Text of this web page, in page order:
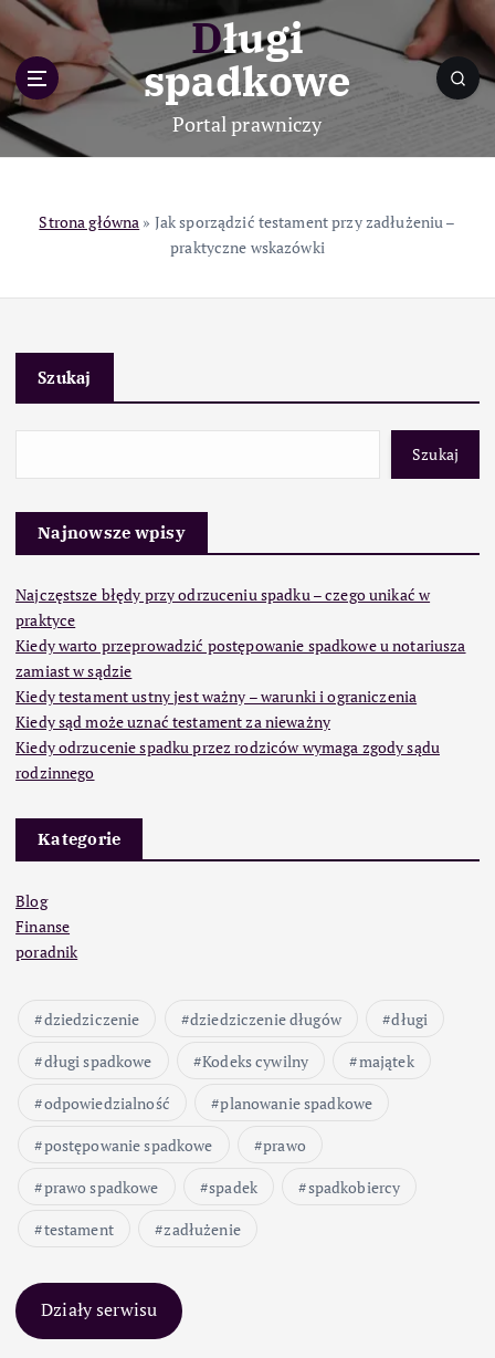
p
o
c
Długi
spadkowe
Portal prawniczy
Strona główna » Jak sporządzić testament przy zadłużeniu –
praktyczne wskazówki
Szukaj
Szukaj
Najnowsze wpisy
Najczęstsze błędy przy odrzuceniu spadku – czego unikać w
praktyce
Kiedy warto przeprowadzić postępowanie spadkowe u notariusza
zamiast w sądzie
Kiedy testament ustny jest ważny – warunki i ograniczenia
Kiedy sąd może uznać testament za nieważny
Kiedy odrzucenie spadku przez rodziców wymaga zgody sądu
rodzinnego
Kategorie
Blog
Finanse
poradnik
dziedziczenie dziedziczenie długów
długi
długi spadkowe
Kodeks cywilny
majątek
odpowiedzialność
planowanie spadkowe
postępowanie spadkowe
prawo
prawo spadkowe
spadek
spadkobiercy
testament
zadłużenie
Działy serwisu